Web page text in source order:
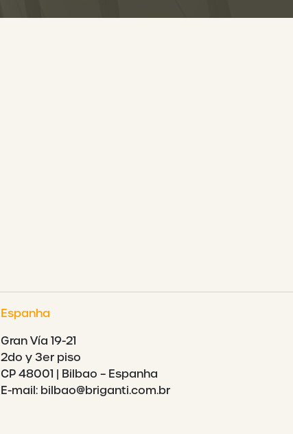
Espanha
Gran Vía 19-21
2do y 3er piso
CP 48001 | Bilbao – Espanha
E-mail: bilbao@briganti.com.br